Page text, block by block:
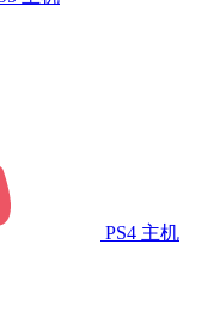
PS4 主机